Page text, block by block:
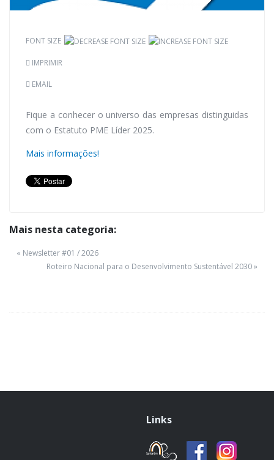
FONT SIZE
IMPRIMIR
EMAIL
Fique a conhecer o universo das empresas distinguidas
com o Estatuto PME Líder 2025.
Mais informações!
Mais nesta categoria:
« Newsletter #01 / 2026
Roteiro Nacional para o Desenvolvimento Sustentável 2030 »
Links